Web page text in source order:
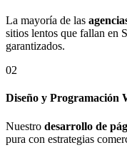
La mayoría de las
sitios lentos que fallan en
garantizados.
02
Diseño y Programación
Nuestro desarrollo de
pura con estrategias